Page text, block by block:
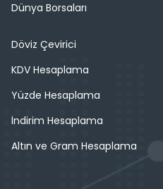
Dünya Borsaları
Döviz Çevirici
KDV Hesaplama
Yüzde Hesaplama
İndirim Hesaplama
Altın ve Gram Hesaplama